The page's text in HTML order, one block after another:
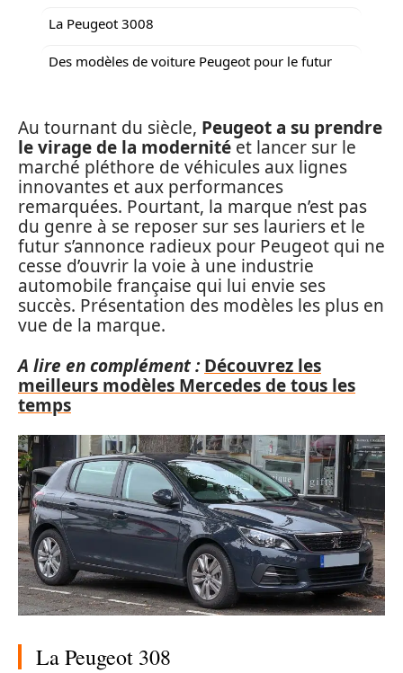
La Peugeot 3008
Des modèles de voiture Peugeot pour le futur
Au tournant du siècle, Peugeot a su prendre
le virage de la modernité et lancer sur le
marché pléthore de véhicules aux lignes
innovantes et aux performances
remarquées. Pourtant, la marque n’est pas
du genre à se reposer sur ses lauriers et le
futur s’annonce radieux pour Peugeot qui ne
cesse d’ouvrir la voie à une industrie
automobile française qui lui envie ses
succès. Présentation des modèles les plus en
vue de la marque.
A lire en complément : Découvrez les
meilleurs modèles Mercedes de tous les
temps
La Peugeot 308